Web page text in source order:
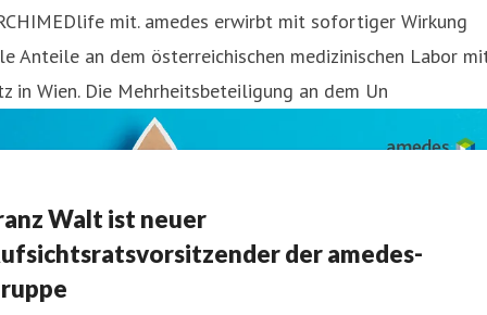
mit. amedes erwirbt mit sofortiger Wirkung
Anteile an dem österreichischen medizinischen Labor
in Wien. Die Mehrheitsbeteiligung an dem Un
Walt ist neuer
der amedes-